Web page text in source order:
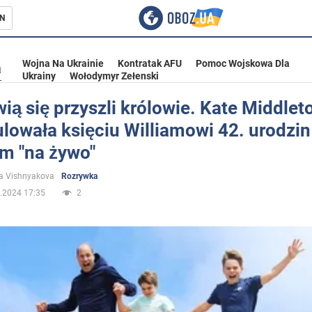
Ukrainie
Wojna Na Ukrainie Kontratak AFU
Pomoc Wojskowa Dla
Ukrainy
Wołodymyr Zełenski
się przyszli królowie. Kate
księciu Williamowi 42. urodzin
"na żywo"
Vishnyakova
Rozrywka
17:35
2